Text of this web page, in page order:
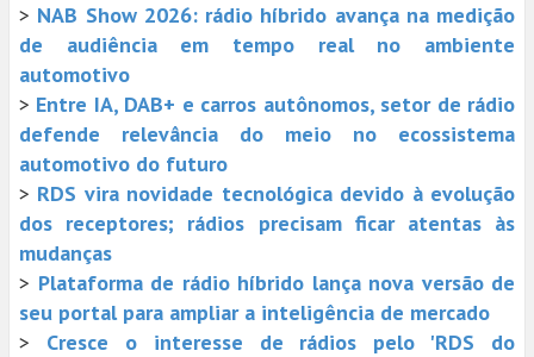
> NAB Show 2026: rádio híbrido avança na medição
de audiência em tempo real no ambiente
automotivo
> Entre IA, DAB+ e carros autônomos, setor de rádio
defende relevância do meio no ecossistema
automotivo do futuro
> RDS vira novidade tecnológica devido à evolução
dos receptores; rádios precisam ficar atentas às
mudanças
> Plataforma de rádio híbrido lança nova versão de
seu portal para ampliar a inteligência de mercado
> Cresce o interesse de rádios pelo 'RDS do